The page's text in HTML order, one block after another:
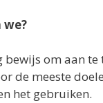
we?
bewijs om aan te
de meeste
het gebruiken.